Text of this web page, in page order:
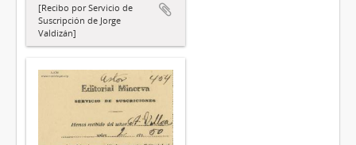
[Recibo por Servicio de
Suscripción de Jorge
Valdizán]